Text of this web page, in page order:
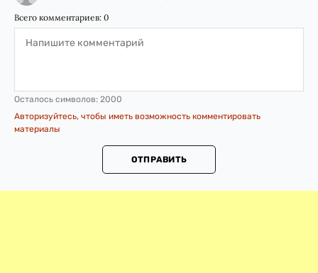
Всего комментариев: 0
Осталось символов: 2000
Авторизуйтесь, чтобы иметь возможность комментировать
материалы
ОТПРАВИТЬ